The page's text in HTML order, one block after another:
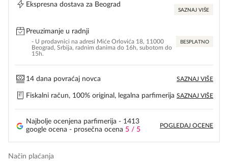
Ekspresna dostava za Beograd
SAZNAJ VIŠE
Preuzimanje u radnji
- U prodavnici na adresi Miće Orlovića 18, 11000
Beograd, Srbija, radnim danima do 16h, subotom do
15h.
BESPLATNO
14 dana povraćaj novca SAZNAJ VIŠE
Fiskalni račun, 100% original, legalna parfimerija SAZNAJ VIŠE
Najbolje ocenjena parfimerija - 1413
google ocena - prosečna ocena 5 / 5
POGLEDAJ OCENE
Način plaćanja